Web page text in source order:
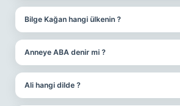
Bilge Kağan hangi ülkenin ?
Anneye ABA denir mi ?
Ali hangi dilde ?